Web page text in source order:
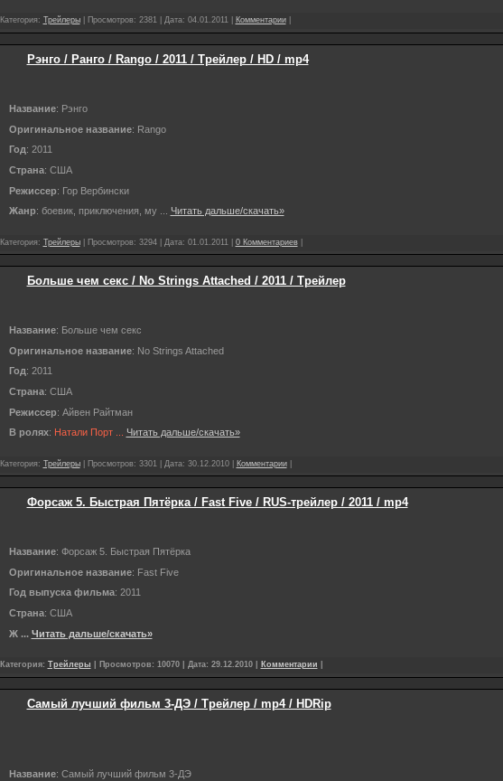
Категория: Трейлеры| Просмотров: 2381 | Дата: 04.01.2011| Комментарии|
Рэнго / Ранго / Rango / 2011 / Трейлер / HD / mp4
Название: Рэнго
Оригинальное название: Rango
Год: 2011
Страна: США
Режиссер: Гор Вербински
Жанр: боевик, приключения, му Читать дальше/скачать»
Категория: Трейлеры| Просмотров: 3294 | Дата: 01.01.2011 0 Комментариев|
Больше чем секс / No Strings Attached / 2011 / Трейлер
Название: Больше чем секс
Оригинальное название: No Strings Attached
Год: 2011
Страна: США
Режиссер: Айвен Райтман
В ролях: Натали Порт Читать дальше/скачать»
Категория: Трейлеры| Просмотров: 3301 | Дата: 30.12.2010| Комментарии|
Форсаж 5. Быстрая Пятёрка / Fast Five / RUS-трейлер / 2011 / mp4
Название: Форсаж 5. Быстрая Пятёрка
Оригинальное название: Fast Five
Год выпуска фильма: 2011
Страна: США
Ж ... Читать дальше/скачать»
Категория: Трейлеры | Просмотров: 10070 | Дата: 29.12.2010| Комментарии
Самый лучший фильм 3-ДЭ / Трейлер / mp4 / HDRip
Название: Самый лучший фильм 3-ДЭ